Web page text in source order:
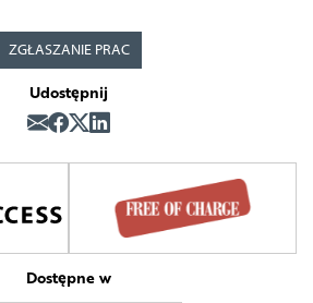
ZGŁASZANIE PRAC
Udostępnij
Dostępne w